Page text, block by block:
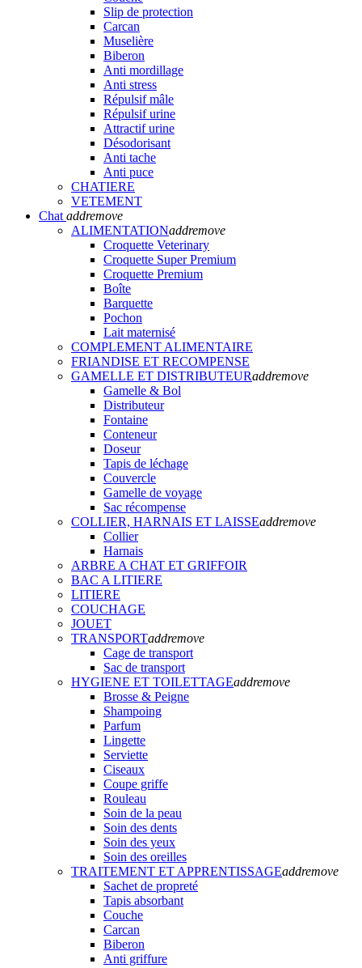
Slip de protection
Carcan
Muselière
Biberon
Anti mordillage
Anti stress
Répulsif mâle
Répulsif urine
Attractif urine
Désodorisant
Anti tache
Anti puce
CHATIERE
VETEMENT
Chat addremove
ALIMENTATIONaddremove
Croquette Veterinary
Croquette Super Premium
Croquette Premium
Boîte
Barquette
Pochon
Lait maternisé
COMPLEMENT ALIMENTAIRE
FRIANDISE ET RECOMPENSE
GAMELLE ET DISTRIBUTEURaddremove
Gamelle & Bol
Distributeur
Fontaine
Conteneur
Doseur
Tapis de léchage
Couvercle
Gamelle de voyage
Sac récompense
COLLIER, HARNAIS ET LAISSEaddremove
Collier
Harnais
ARBRE A CHAT ET GRIFFOIR
BAC A LITIERE
LITIERE
COUCHAGE
JOUET
TRANSPORTaddremove
Cage de transport
Sac de transport
HYGIENE ET TOILETTAGEaddremove
Brosse & Peigne
Shampoing
Parfum
Lingette
Serviette
Ciseaux
Coupe griffe
Rouleau
Soin de la peau
Soin des dents
Soin des yeux
Soin des oreilles
TRAITEMENT ET APPRENTISSAGEaddremove
Sachet de propreté
Tapis absorbant
Couche
Carcan
Biberon
Anti griffure